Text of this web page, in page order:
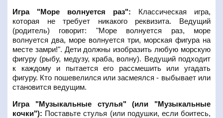
Игра "Море волнуется раз": Классическая игра,
которая не требует никакого реквизита. Ведущий
(родитель) говорит: "Море волнуется раз, море
волнуется два, море волнуется три, морская фигура на
месте замри!". Дети должны изобразить любую морскую
фигуру (рыбу, медузу, краба, волну). Ведущий подходит
к каждому и пытается его рассмешить или угадать
фигуру. Кто пошевелился или засмеялся - выбывает или
становится ведущим.
Игра "Музыкальные стулья" (или "Музыкальные
кочки"): Поставьте стулья (или подушки, если боитесь,